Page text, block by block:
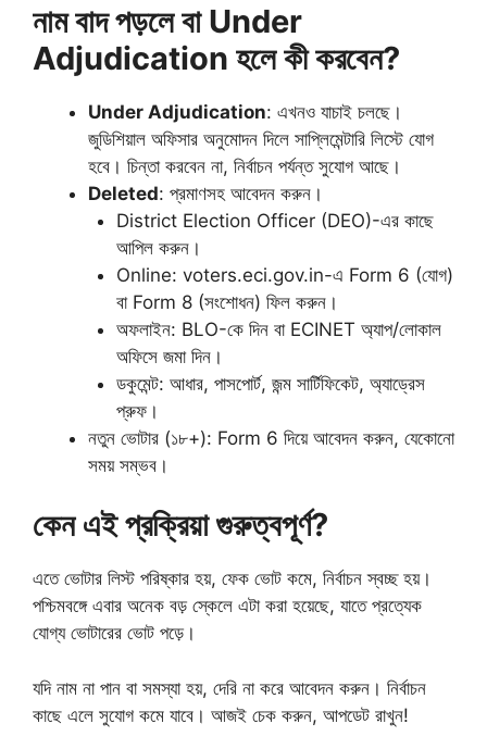
নাম বাদ পড়লে বা Under
Adjudication হলে কী করবেন?
Under Adjudication: এখনও যাচাই চলছে।
জুডিশিয়াল অফিসার অনুমোদন দিলে সাপ্লিমেন্টারি লিস্টে যোগ
হবে। চিন্তা করবেন না, নির্বাচন পর্যন্ত সুযোগ আছে।
Deleted: প্রমাণসহ আবেদন করুন।
District Election Officer (DEO)-এর কাছে
আপিল করুন।
Online: voters.eci.gov.in-এ Form 6 (যোগ)
বা Form 8 (সংশোধন) ফিল করুন।
অফলাইন: BLO-কে দিন বা ECINET অ্যাপ/লোকাল
অফিসে জমা দিন।
ডকুমেন্ট: আধার, পাসপোর্ট, জন্ম সার্টিফিকেট, অ্যাড্রেস
প্রুফ।
নতুন ভোটার (১৮+): Form 6 দিয়ে আবেদন করুন, যেকোনো
সময় সম্ভব।
কেন এই প্রক্রিয়া গুরুত্বপূর্ণ?
এতে ভোটার লিস্ট পরিষ্কার হয়, ফেক ভোট কমে, নির্বাচন স্বচ্ছ হয়।
পশ্চিমবঙ্গে এবার অনেক বড় স্কেলে এটা করা হয়েছে, যাতে প্রত্যেক
যোগ্য ভোটারের ভোট পড়ে।
যদি নাম না পান বা সমস্যা হয়, দেরি না করে আবেদন করুন। নির্বাচন
কাছে এলে সুযোগ কমে যাবে। আজই চেক করুন, আপডেট রাখুন!